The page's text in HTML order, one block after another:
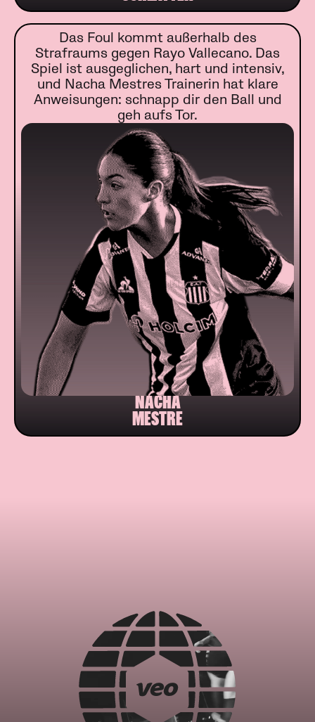
Das Foul kommt außerhalb des
Strafraums gegen Rayo Vallecano. Das
Spiel ist ausgeglichen, hart und intensiv,
und Nacha Mestres Trainerin hat klare
Anweisungen: schnapp dir den Ball und
geh aufs Tor.
NACHA
MESTRE